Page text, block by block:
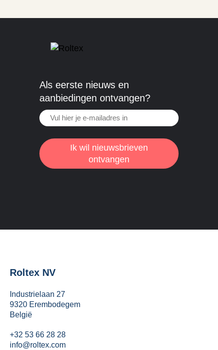
Als eerste nieuws en
aanbiedingen ontvangen?
Ik wil nieuwsbrieven
ontvangen
Roltex NV
Industrielaan 27
9320 Erembodegem
België
+32 53 66 28 28
info@roltex.com